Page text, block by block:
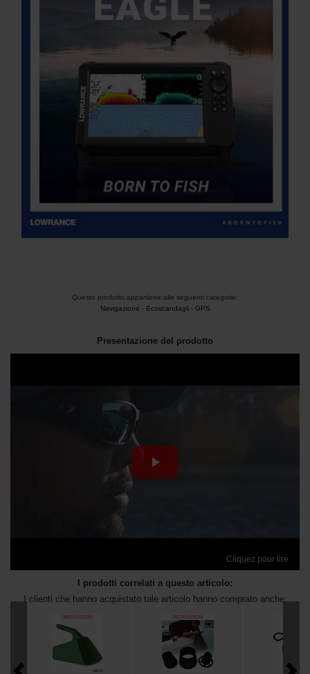
Questo prodotto appartiene alle seguenti categorie:
Navigazione - Ecoscandagli - GPS
Presentazione del prodotto
Cliquez pour lire
I prodotti correlati a questo articolo:
I clienti che hanno acquistato tale articolo hanno comprato anche: